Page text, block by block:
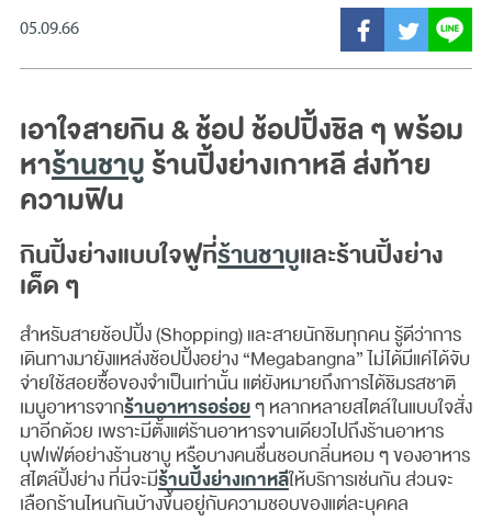
05.09.66
เอาใจสายกิน & ช้อป ช้อปปิ้งชิล ๆ พร้อม
หาร้านชาบูร้านปิ้งย่างเกาหลี ส่งท้าย
ความฟิน
กินปิ้งย่างแบบใจฟูที่ร้านชาบูและร้านปิ้งย่าง
เด็ด ๆ
สำหรับสายช้อปปิ้ง (Shopping) และสายนักชิมทุกคน รู้ดีว่าการ
เดินทางมายังแหล่งช้อปปิ้งอย่าง “Megabangna” ไม่ได้มีแค่ได้จับ
จ่ายใช้สอยซื้อของจำเป็นเท่านั้น แต่ยังหมายถึงการได้ชิมรสชาติ
เมนูอาหารจากร้านอาหารอร่อยๆ หลากหลายสไตล์ในแบบใจสั่ง
มาอีกด้วย เพราะมีตั้งแต่ร้านอาหารจานเดียวไปถึงร้านอาหาร
บุฟเฟ่ต์อย่างร้านชาบู หรือบางคนชื่นชอบกลิ่นหอม ๆ ของอาหาร
สไตล์ปิ้งย่าง ที่นี่จะมีร้านปิ้งย่างเกาหลีให้บริการเช่นกัน ส่วนจะ
เลือกร้านไหนกันบ้างขึ้นอยู่กับความชอบของแต่ละบุคคล